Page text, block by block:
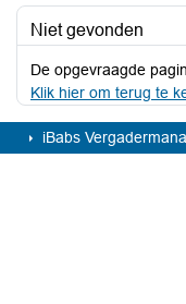
Niet gevonden
De opgevraagde
Klik hier om terug te
iBabs